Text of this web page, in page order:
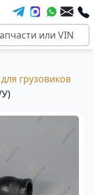
грузовиков